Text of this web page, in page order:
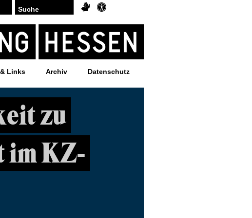
Links Archiv Datenschutz
zu
im KZ-